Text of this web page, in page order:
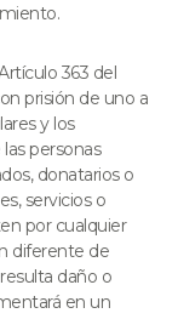
363 del
prisión de uno a
y los
personas
donatarios o
servicios o
por cualquier
diferente de
daño o
en un